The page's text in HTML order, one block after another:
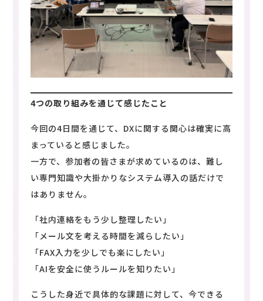
4つの取り組みを通じて感じたこと
今回の4日間を通じて、DXに関する関心は確実に高
まっていると感じました。
一方で、参加者の皆さまが求めているのは、難し
い専門知識や大掛かりなシステム導入の話だけで
はありません。
「社内連絡をもう少し整理したい」
「メール文を考える時間を減らしたい」
「FAX入力を少しでも楽にしたい」
「AIを安全に使うルールを知りたい」
こうした身近で具体的な課題に対して、今できる